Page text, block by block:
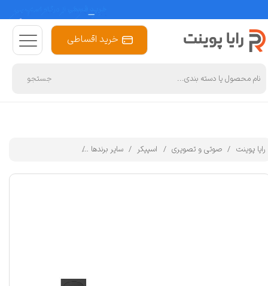
جستجو
خرید اقساطی
رایا پوینت صوتی و تصویری اسپیکر سایر برندها